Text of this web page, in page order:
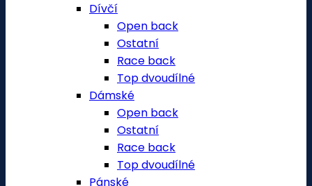
Dívčí
Open back
Ostatní
Race back
Top dvoudílné
Dámské
Open back
Ostatní
Race back
Top dvoudílné
Pánské